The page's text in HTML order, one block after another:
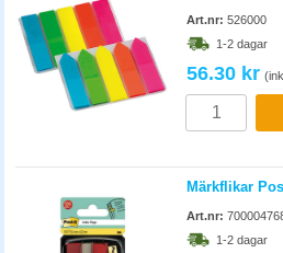
Art.nr: 526000
1-2 dagar
56.30 kr
Märkflikar
Art.nr:
1-2 dagar